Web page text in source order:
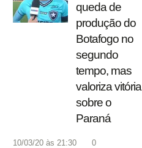
queda de
produção do
Botafogo no
segundo
tempo, mas
valoriza vitória
sobre o
Paraná
10/03/20 às 21:30
0